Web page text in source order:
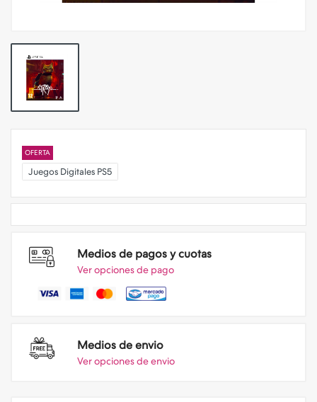
OFERTA
Juegos Digitales PS5
Medios de pagos y cuotas
Ver opciones de pago
Medios de envio
Ver opciones de envio